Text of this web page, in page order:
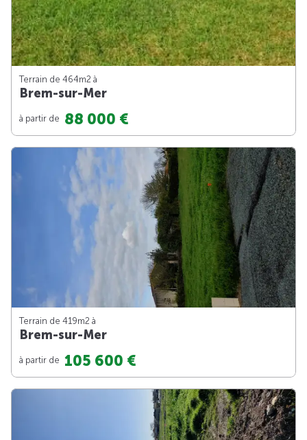
Terrain de 464m2 à
Brem-sur-Mer
à partir de 88 000 €
Terrain de 419m2 à
Brem-sur-Mer
à partir de 105 600 €